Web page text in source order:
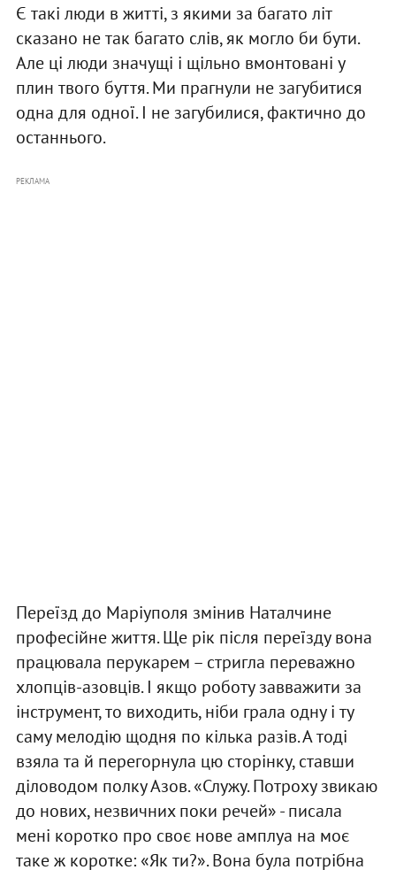
Є такі люди в житті, з якими за багато літ
сказано не так багато слів, як могло би бути.
Але ці люди значущі і щільно вмонтовані у
плин твого буття. Ми прагнули не загубитися
одна для одної. І не загубилися, фактично до
останнього.
РЕКЛАМА
Переїзд до Маріуполя змінив Наталчине
професійне життя. Ще рік після переїзду вона
працювала перукарем – стригла переважно
хлопців-азовців. І якщо роботу завважити за
інструмент, то виходить, ніби грала одну і ту
саму мелодію щодня по кілька разів. А тоді
взяла та й перегорнула цю сторінку, ставши
діловодом полку Азов. «Служу. Потроху звикаю
до нових, незвичних поки речей» - писала
мені коротко про своє нове амплуа на моє
таке ж коротке: «Як ти?». Вона була потрібна